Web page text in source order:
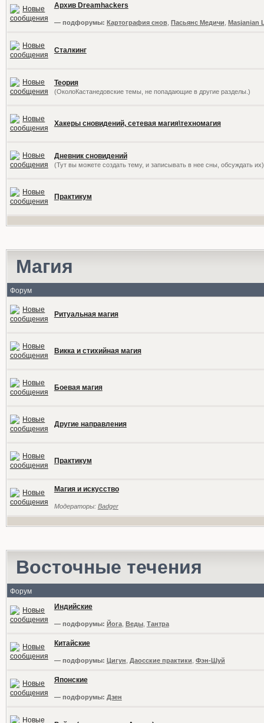
Архив Dreamhackers
— подфорумы: Картография снов, Пасьянс Медичи Masjanian
Сталкинг
Теория
(ОколоКастанедовские темы, не попадающие в другие разделы.)
Хакеры сновидений, сетевая магия\техномагия
Дневник сновидений
(Тут вы можете создать тему, и записывать в нее сны, обсуждать их)
Практикум
Магия
Форум
Ритуальная магия
Викка и стихийная магия
Боевая магия
Другие направления
Практикум
Магия и искусство
Модераторы: Badger
Восточные течения
Форум
Индийские
— подфорумы: Йога, Веды, Тантра
Китайские
— подфорумы: Цигун Даосские практики Фэн-Шуй
Японские
— подфорумы: Дзен